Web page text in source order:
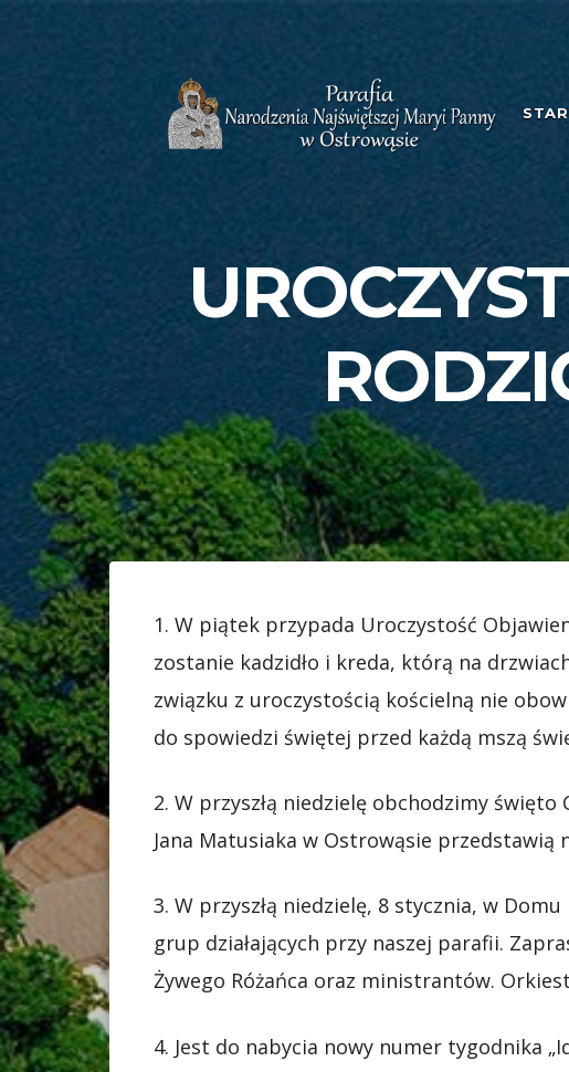
1. W piątek przypada Uroczystość
zostanie kadzidło i kreda, którą na
związku z uroczystością kościelną nie
do spowiedzi świętej przed każdą mszą
2. W przyszłą niedzielę obchodzimy święto
Jana Matusiaka w Ostrowąsie przedstawią
3. W przyszłą niedzielę, 8 stycznia, w
grup działających przy naszej parafii.
Żywego Różańca oraz ministrantów.
4. Jest do nabycia nowy numer tygodnika